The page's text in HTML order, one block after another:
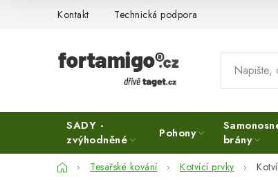
Kontakt Technická podpora
SADY -
zvýhodněné
Pohony
brány
DomůTesařské kování Kotvící prvky